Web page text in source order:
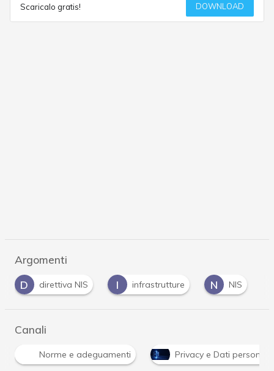
Scaricalo gratis! DOWNLOAD
Argomenti
NIS I infrastrutture N NIS U
UE
Canali
Norme e adeguamenti
Privacy e Dati personali